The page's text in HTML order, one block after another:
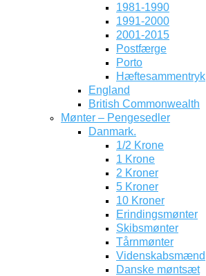
1981-1990
1991-2000
2001-2015
Postfærge
Porto
Hæftesammentryk
England
British Commonwealth
Mønter – Pengesedler
Danmark.
1/2 Krone
1 Krone
2 Kroner
5 Kroner
10 Kroner
Erindingsmønter
Skibsmønter
Tårnmønter
Videnskabsmænd
Danske møntsæt